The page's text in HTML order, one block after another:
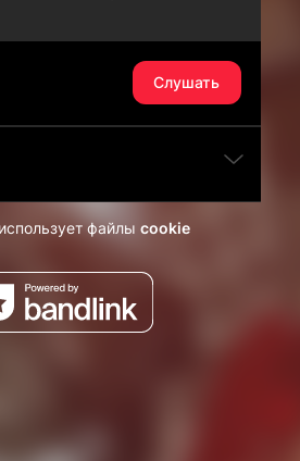
Слушать
файлы cookie